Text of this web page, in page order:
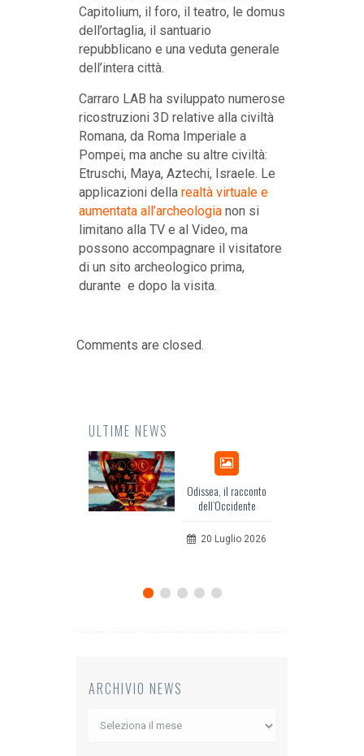
Capitolium, il foro, il teatro, le domus
dell’ortaglia, il santuario
repubblicano e una veduta generale
dell’intera città.
Carraro LAB ha sviluppato numerose
ricostruzioni 3D relative alla civiltà
Romana, da Roma Imperiale a
Pompei, ma anche su altre civiltà:
Etruschi, Maya, Aztechi, Israele. Le
applicazioni dellarealtà virtuale e
aumentata all’archeologianon si
limitano alla TV e al Video, ma
possono accompagnare il visitatore
di un sito archeologico prima,
durante e dopo la visita.
Comments are closed.
ULTIME NEWS
Odissea, il racconto
dell’Occidente
20 Luglio 2026
ARCHIVIO NEWS
Archivio